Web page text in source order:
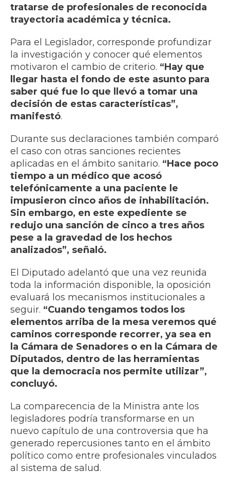
tratarse de profesionales de reconocida
trayectoria académica y técnica.
Para el Legislador, corresponde profundizar
la investigación y conocer qué elementos
motivaron el cambio de criterio. “Hay que
llegar hasta el fondo de este asunto para
saber qué fue lo que llevó a tomar una
decisión de estas características”,
manifestó.
Durante sus declaraciones también comparó
el caso con otras sanciones recientes
aplicadas en el ámbito sanitario. “Hace poco
tiempo a un médico que acosó
telefónicamente a una paciente le
impusieron cinco años de inhabilitación.
Sin embargo, en este expediente se
redujo una sanción de cinco a tres años
pese a la gravedad de los hechos
analizados”, señaló.
El Diputado adelantó que una vez reunida
toda la información disponible, la oposición
evaluará los mecanismos institucionales a
seguir. “Cuando tengamos todos los
elementos arriba de la mesa veremos qué
caminos corresponde recorrer, ya sea en
la Cámara de Senadores o en la Cámara de
Diputados, dentro de las herramientas
que la democracia nos permite utilizar”,
concluyó.
La comparecencia de la Ministra ante los
legisladores podría transformarse en un
nuevo capítulo de una controversia que ha
generado repercusiones tanto en el ámbito
político como entre profesionales vinculados
al sistema de salud.